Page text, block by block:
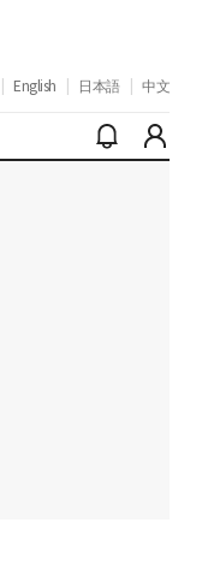
English 日本語 中文